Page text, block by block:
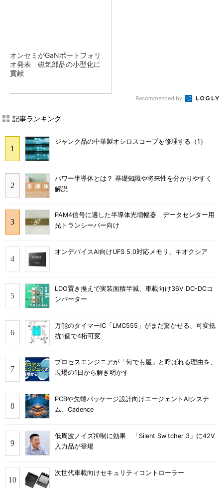
オンセミがGaNポートフォリ
オ発表 磁気部品の小型化に
貢献
Recommended by
記事ランキング
ジャンク品の中華製オシロスコープを修理する（1）
パワー半導体とは？ 基礎知識や将来性を分かりやすく
解説
PAM4信号に適した半導体光増幅器 データセンター用
光トランシーバー向け
オンデバイスAI向けUFS 5.0対応メモリ、キオクシア
LDO置き換えで実装面積半減、車載向け36V DC-DCコ
ンバーター
万能のタイマーIC「LMC555」がまだ驚かせる、可変抵
抗1個で4桁可変
プロセスエンジニアが「何でも屋」と呼ばれる理由を、
現場の1日から解き明かす
PCBや先端パッケージ設計向けエージェントAIシステ
ム、Cadence
低周波ノイズ抑制に効果 「Silent Switcher 3」に42V
入力品が登場
次世代車載向けセキュリティコントローラー